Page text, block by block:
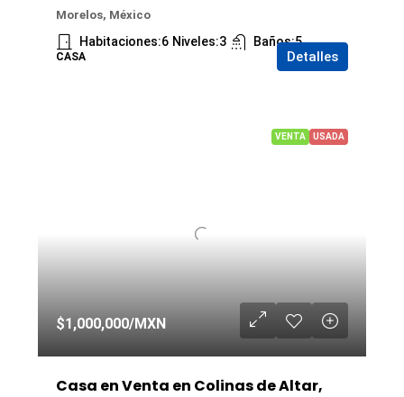
Morelos, México
Habitaciones:6 Niveles:3 Baños:5
CASA Detalles
VENTA USADA
$1,000,000/MXN
Casa en Venta en Colinas de Altar,